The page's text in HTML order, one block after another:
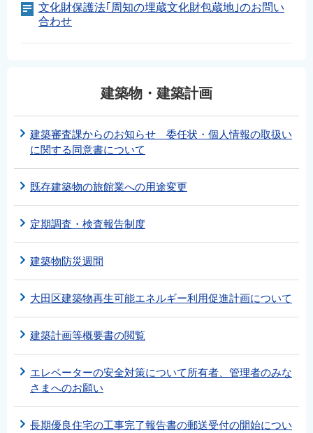
文化財保護法｢周知の埋蔵文化財包蔵地｣のお問い
合わせ
建築物・建築計画
建築審査課からのお知らせ 委任状・個人情報の取扱い
に関する同意書について
既存建築物の旅館業への用途変更
定期調査・検査報告制度
建築物防災週間
大田区建築物再生可能エネルギー利用促進計画について
建築計画等概要書の閲覧
エレベーターの安全対策について所有者、管理者のみな
さまへのお願い
長期優良住宅の工事完了報告書の郵送受付の開始につい